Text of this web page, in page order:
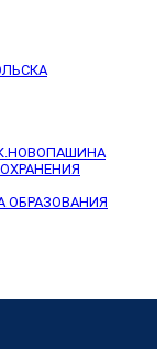
ОБРАЗОВАНИЯ